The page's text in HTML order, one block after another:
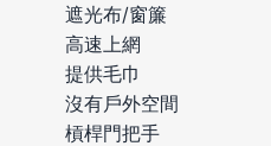
遮光布/窗簾
高速上網
提供毛巾
沒有戶外空間
槓桿門把手